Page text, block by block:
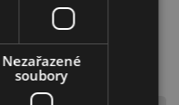
Nezařazené
soubory